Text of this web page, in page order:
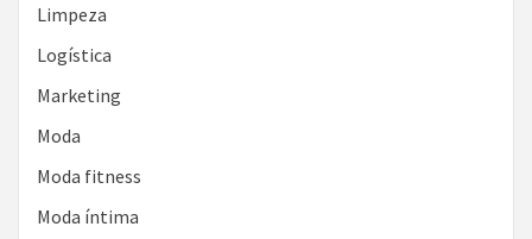
Limpeza
Logística
Marketing
Moda
Moda fitness
Moda íntima